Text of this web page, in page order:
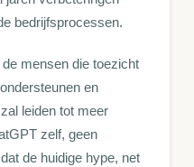
bedrijfsprocessen.
mensen die toezicht
en
leiden tot meer
zelf, geen
de huidige hype, net